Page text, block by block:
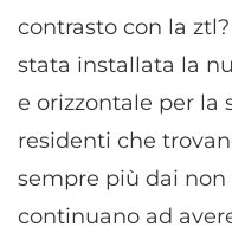
contrasto con la
stata installata la
e orizzontale per la
residenti che
sempre più dai
continuano ad